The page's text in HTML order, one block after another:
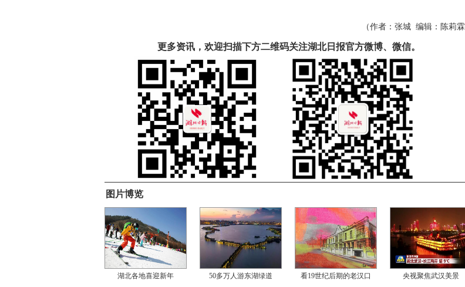
（作者： 张城编辑： 陈莉霖
更多资讯，欢迎扫描下方二维码关注湖北日报官方微博、微信。
图片博览
湖北各地喜迎新年 50多万人游东湖绿道 看19世纪后期的老汉口 央视聚焦武汉美景